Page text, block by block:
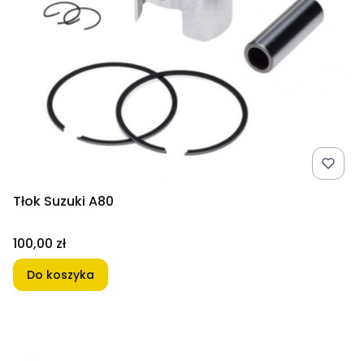
Tłok Suzuki A80
Cena
100,00 zł
Do koszyka